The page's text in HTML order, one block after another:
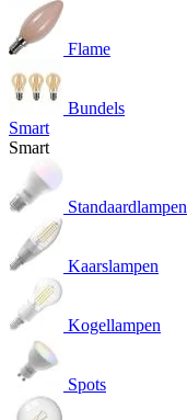
Flame
Bundels
Smart
Smart
Standaardlampen
Kaarslampen
Kogellampen
Spots